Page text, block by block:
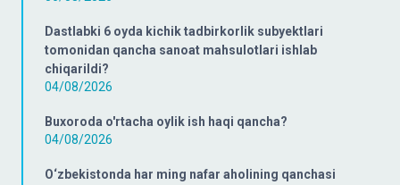
Dastlabki 6 oyda kichik tadbirkorlik subyektlari
tomonidan qancha sanoat mahsulotlari ishlab
chiqarildi?
04/08/2026
Buxoroda o'rtacha oylik ish haqi qancha?
04/08/2026
O‘zbekistonda har ming nafar aholining qanchasi